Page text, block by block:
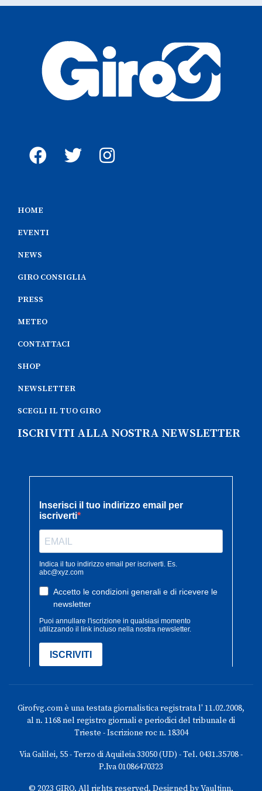
HOME
EVENTI
NEWS
GIRO CONSIGLIA
PRESS
METEO
CONTATTACI
SHOP
NEWSLETTER
SCEGLI IL TUO GIRO
ISCRIVITI ALLA NOSTRA NEWSLETTER
Girofvg.com è una testata giornalistica registrata l' 11.02.2008,
al n. 1168 nel registro giornali e periodici del tribunale di
Trieste - Iscrizione roc n. 18304
Via Galilei, 55 - Terzo di Aquileia 33050 (UD) - Tel. 0431.35708 -
P.Iva 01086470323
© 2023 GIRO. All rights reserved. Designed by Vaultinn.